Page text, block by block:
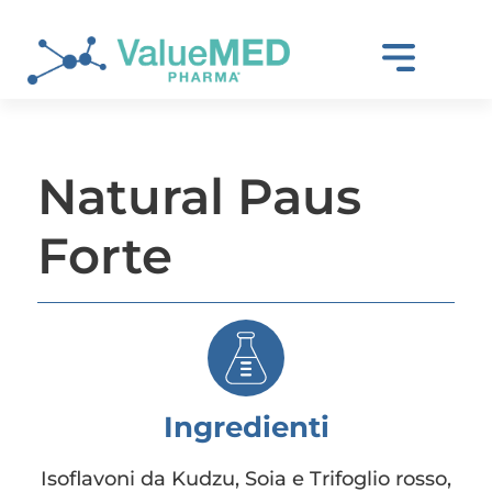
Natural Paus
Forte
Ingredienti
Isoflavoni da Kudzu, Soia e Trifoglio rosso,